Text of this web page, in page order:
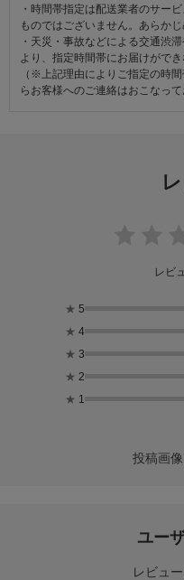
・時間帯指定は配送業者のサー
ものではございません。あらかじ
・天災・事故などによる交通渋
より、指定時間帯にお届けができ
（※上記理由によりご指定の時
らお客様へのご連絡はおこなって
レビ
★ 5
★ 4
★ 3
★ 2
★ 1
投稿画像
ユー
レビュ